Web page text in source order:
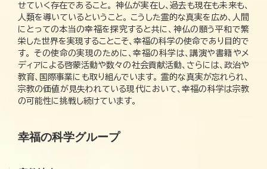
せていく存在であること。 神仏が実在し、過去も現在も未来も、
人類を導いているということ。 こうした霊的な真実を広め、人間
にとっての本当の幸福を探究すると共に、神仏の願う平和で繁
栄した世界を実現することこそ、幸福の科学の使命であり目的で
す。 その使命の実現のために、幸福の科学は、講演や書籍やメ
ディアによる啓蒙活動や数々の社会貢献活動、さらには、政治や
教育、国際事業にも取り組んでいます。 霊的な真実が忘れられ、
宗教の価値が見失われている現代において、幸福の科学は宗教
の可能性に挑戦し続けています。
幸福の科学グループ